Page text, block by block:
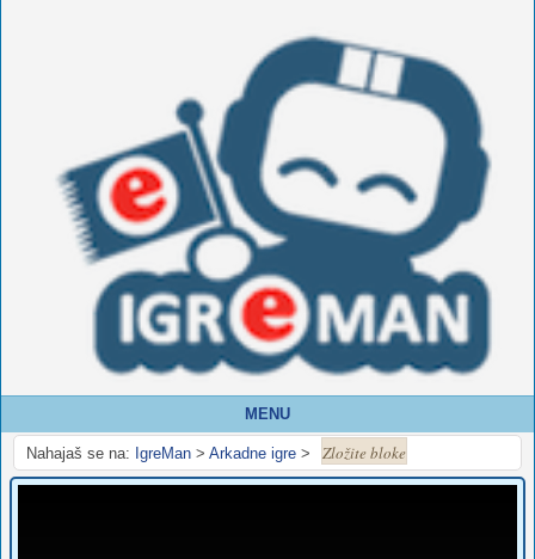
MENU
Nahajaš se na: IgreMan > Arkadne igre > Zložite bloke